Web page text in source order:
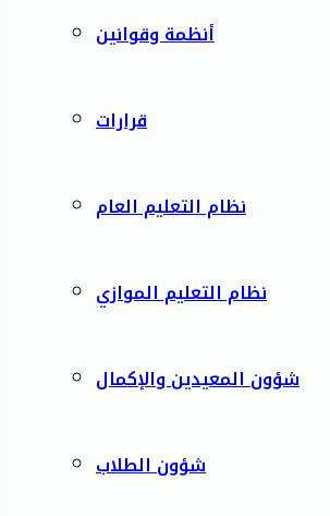
أنظمة وقوانين
قرارات
نظام التعليم العام
نظام التعليم الموازي
شؤون المعيدين والإكمال
شؤون الطلاب